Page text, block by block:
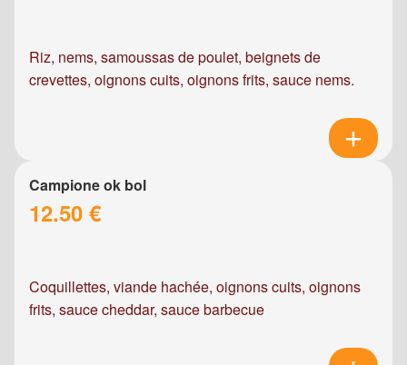
Riz, nems, samoussas de poulet, beignets de
crevettes, oignons cuits, oignons frits, sauce nems.
Campione ok bol
12.50 €
Coquillettes, viande hachée, oignons cuits, oignons
frits, sauce cheddar, sauce barbecue